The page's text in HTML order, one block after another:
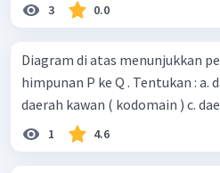
3 0.0
Diagram di atas menunjukkan
himpunan P ke Q . Tentukan : a. daerah asal ( domain ) , b.
daerah
1 4.6